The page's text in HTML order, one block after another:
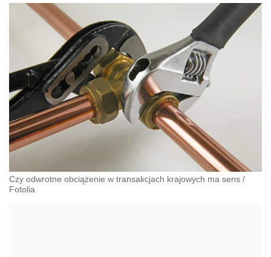
Czy odwrotne obciążenie w transakcjach krajowych ma sens /
Fotolia